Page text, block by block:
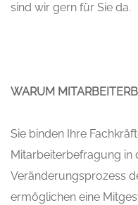
sind wir gern für Sie da.
WARUM
Sie binden Ihre
Mitarbeiterbefragung in
Veränderungsprozess
ermöglichen eine